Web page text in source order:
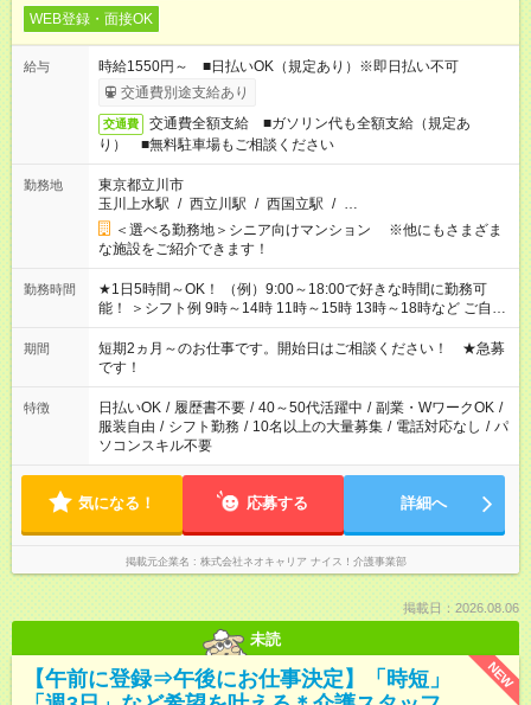
WEB登録・面接OK
給与
時給1550円～ ■日払いOK（規定あり）※即日払い不可
交通費別途支給あり
交通費
交通費全額支給 ■ガソリン代も全額支給（規定あ
り） ■無料駐車場もご相談ください
勤務地
東京都立川市
玉川上水駅 / 西立川駅 / 西国立駅 / …
＜選べる勤務地＞シニア向けマンション ※他にもさまざま
な施設をご紹介できます！
勤務時間
★1日5時間～OK！ （例）9:00～18:00で好きな時間に勤務可
能！ ＞シフト例 9時～14時 11時～15時 13時～18時など ご自身
のご都合に合わせて勤務時間をご相談ください！ ★家庭の都合
でお休みや時間の調整が必要な場合も遠慮なくご相談くださ
い。
期間
短期2ヵ月～のお仕事です。開始日はご相談ください！ ★急募
です！
特徴 日払いOK / 履歴書不要 / 40～50代活躍中 / 副業・WワークOK /
服装自由 / シフト勤務 / 10名以上の大量募集 / 電話対応なし / パ
ソコンスキル不要
気になる！ 応募する 詳細へ
掲載元企業名 株式会社ネオキャリア ナイス！介護事業部
掲載日：2026.08.06
未読
NEW
【午前に登録⇒午後にお仕事決定】「時短」